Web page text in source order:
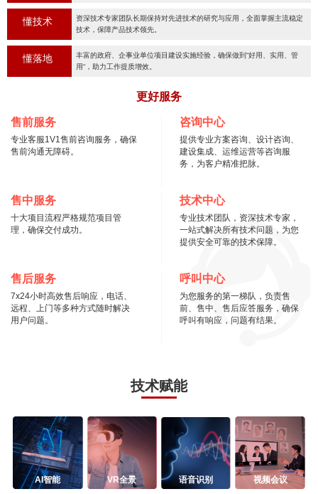
懂技术
资深技术专家团队长期保持对先进技术的研究与应用，全面掌握主流稳定
技术，保障产品技术领先。
懂落地
丰富的政府、企事业单位项目建设实施经验，确保做到“好用、实用、管
用“，助力工作提质增效。
更好服务
售前服务
专业客服1V1售前咨询服务，确保
售前沟通无障碍。
咨询中心
提供专业方案咨询、设计咨询、
建设集成、运维运营等咨询服
务，为客户精准把脉。
售中服务
十大项目流程严格规范项目管
理，确保交付成功。
技术中心
专业技术团队，资深技术专家，
一站式解决所有技术问题，为您
提供安全可靠的技术保障。
售后服务
7x24小时高效售后响应，电话、
远程、上门等多种方式随时解决
用户问题。
呼叫中心
为您服务的第一梯队，负责售
前、售中、售后应答服务，确保
呼叫有响应，问题有结果。
技术赋能
AI智能 VR全景 语音识别 视频会议